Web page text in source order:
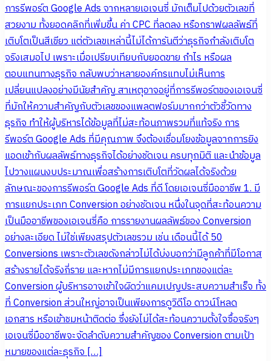
การรีพอร์ต Google Ads จากหลายเอเจนซี่ มักเต็มไปด้วยตัวเลขที่
สวยงาม ทั้งยอดคลิกที่เพิ่มขึ้น ค่า CPC ที่ลดลง หรือกราฟผลลัพธ์ที่
เติบโตเป็นสีเขียว แต่ตัวเลขเหล่านี้ไม่ได้การันตีว่าธุรกิจกำลังเติบโต
จริงเสมอไป เพราะเมื่อเปรียบเทียบกับยอดขาย กำไร หรือผล
ตอบแทนทางธุรกิจ กลับพบว่าหลายองค์กรแทบไม่เห็นการ
เปลี่ยนแปลงอย่างมีนัยสำคัญ สาเหตุอาจอยู่ที่การรีพอร์ตของเอเจนซี่
ที่มักให้ความสำคัญกับตัวเลขของแพลตฟอร์มมากกว่าตัวชี้วัดทาง
ธุรกิจ ทำให้ผู้บริหารได้ข้อมูลที่ไม่สะท้อนภาพรวมที่แท้จริง การ
รีพอร์ต Google Ads ที่มีคุณภาพ จึงต้องเชื่อมโยงข้อมูลจากการยิง
แอดเข้ากับผลลัพธ์ทางธุรกิจได้อย่างชัดเจน ครบทุกมิติ และนำข้อมูล
ไปวางแผนงบประมาณเพื่อสร้างการเติบโตที่วัดผลได้จริงด้วย
ลักษณะของการรีพอร์ต Google Ads ที่ดี โดยเอเจนซี่มืออาชีพ 1. มี
การแยกประเภท Conversion อย่างชัดเจน หนึ่งในจุดที่สะท้อนความ
เป็นมืออาชีพของเอเจนซี่คือ การรายงานผลลัพธ์ของ Conversion
อย่างละเอียด ไม่ใช่เพียงสรุปตัวเลขรวม เช่น เดือนนี้ได้ 50
Conversions เพราะตัวเลขดังกล่าวไม่ได้บ่งบอกว่ามีลูกค้าที่มีโอกาส
สร้างรายได้จริงกี่ราย และหากไม่มีการแยกประเภทของแต่ละ
Conversion ผู้บริหารอาจเข้าใจผิดว่าแคมเปญประสบความสำเร็จ ทั้ง
ที่ Conversion ส่วนใหญ่อาจเป็นเพียงการดูวิดีโอ ดาวน์โหลด
เอกสาร หรือเข้าชมหน้าติดต่อ ซึ่งยังไม่ได้สะท้อนความตั้งใจซื้อจริงๆ
เอเจนซี่มืออาชีพจะจัดลำดับความสำคัญของ Conversion ตามเป้า
หมายของแต่ละธุรกิจ […]